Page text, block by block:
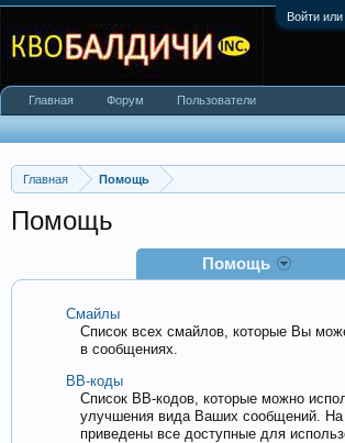
Войти или
Главная Помощь
Помощь
Помощь
Смайлы
Список всех смайлов, которые Вы
в сообщениях.
BB-коды
Список BB-кодов, которые можно
улучшения вида Ваших сообщений. На
приведены все доступные для
Главная Форум Пользователи